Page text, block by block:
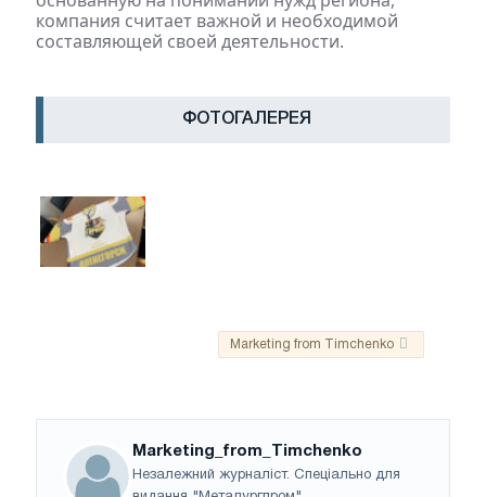
компания считает важной и необходимой
составляющей своей деятельности.
ФОТОГАЛЕРЕЯ
Marketing from Timchenko
Marketing_from_Timchenko
Незалежний журналіст. Спеціально для